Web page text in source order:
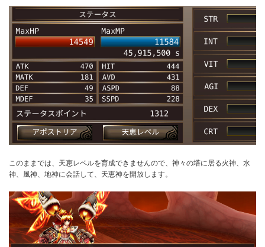
このままでは、天恵レベルを育成できませんので、神々の塔に居る火神、水
神、風神、地神に会話して、天恵神を開放します。